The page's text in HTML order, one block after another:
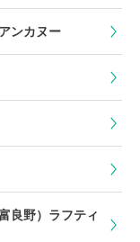
ンカヌー
良野）ラフティ